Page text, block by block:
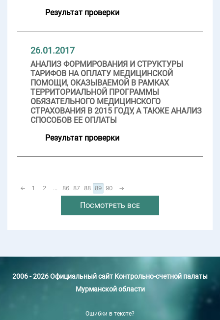
Результат проверки
26.01.2017
АНАЛИЗ ФОРМИРОВАНИЯ И СТРУКТУРЫ
ТАРИФОВ НА ОПЛАТУ МЕДИЦИНСКОЙ
ПОМОЩИ, ОКАЗЫВАЕМОЙ В РАМКАХ
ТЕРРИТОРИАЛЬНОЙ ПРОГРАММЫ
ОБЯЗАТЕЛЬНОГО МЕДИЦИНСКОГО
СТРАХОВАНИЯ В 2015 ГОДУ, А ТАКЖЕ АНАЛИЗ
СПОСОБОВ ЕЕ ОПЛАТЫ
Результат проверки
← 1 2 ... 86 87 88 89 90 →
Посмотреть все
2006 - 2026 Официальный сайт Контрольно-счетной палаты
Мурманской области
Ошибки в тексте?